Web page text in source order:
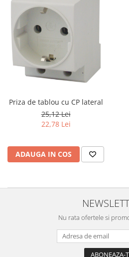
Priza de tablou cu CP lateral
25,12 Lei
22,78 Lei
ADAUGA IN COS
Nu rata ofertele si